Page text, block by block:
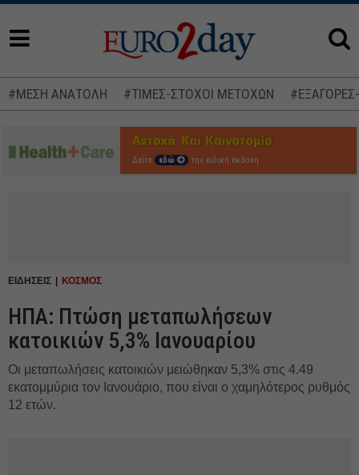
#ΜΕΣΗ ΑΝΑΤΟΛΗ #ΤΙΜΕΣ-ΣΤΟΧΟΙ ΜΕΤΟΧΩΝ
Δείτε εδώ την ειδική έκδοση
ΕΙΔΗΣΕΙΣ ΚΟΣΜΟΣ
ΗΠΑ: Πτώση μεταπωλήσεων
κατοικιών 5,3% Ιανουαρίου
Οι μεταπωλήσεις κατοικιών μειώθηκαν 5,3% στις 4.49
εκατομμύρια τον Ιανουάριο, που είναι ο χαμηλότερος ρυθμός
12 ετών.